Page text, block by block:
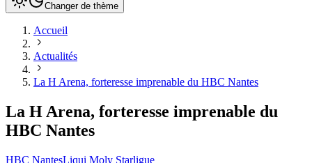
Changer de thème
Accueil
Actualités
La H Arena, forteresse imprenable du HBC Nantes
La H Arena, forteresse imprenable du
HBC Nantes
HBC NantesLiqui Moly Starligue